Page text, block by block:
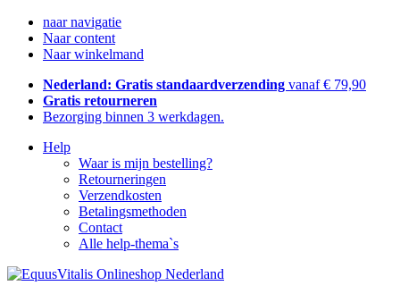
naar navigatie
Naar content
Naar winkelmand
Nederland: Gratis standaardverzending vanaf € 79,90
Gratis retourneren
Bezorging binnen 3 werkdagen.
Help
Waar is mijn bestelling?
Retourneringen
Verzendkosten
Betalingsmethoden
Contact
Alle help-thema`s